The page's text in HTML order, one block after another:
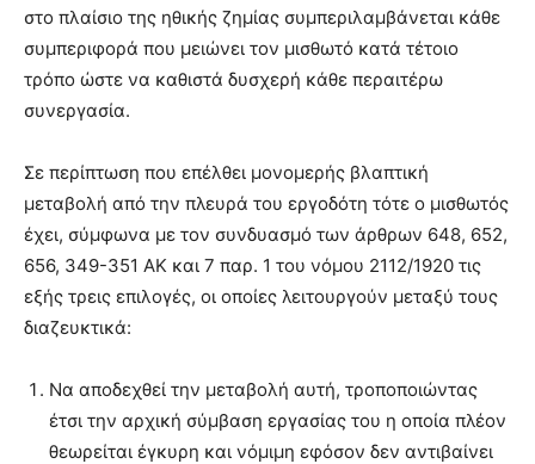
στο πλαίσιο της ηθικής ζημίας συμπεριλαμβάνεται κάθε
συμπεριφορά που μειώνει τον μισθωτό κατά τέτοιο
τρόπο ώστε να καθιστά δυσχερή κάθε περαιτέρω
συνεργασία.
Σε περίπτωση που επέλθει μονομερής βλαπτική
μεταβολή από την πλευρά του εργοδότη τότε ο μισθωτός
έχει, σύμφωνα με τον συνδυασμό των άρθρων 648, 652,
656, 349-351 ΑΚ και 7 παρ. 1 του νόμου 2112/1920 τις
εξής τρεις επιλογές, οι οποίες λειτουργούν μεταξύ τους
διαζευκτικά:
Να αποδεχθεί την μεταβολή αυτή, τροποποιώντας
έτσι την αρχική σύμβαση εργασίας του η οποία πλέον
θεωρείται έγκυρη και νόμιμη εφόσον δεν αντιβαίνει